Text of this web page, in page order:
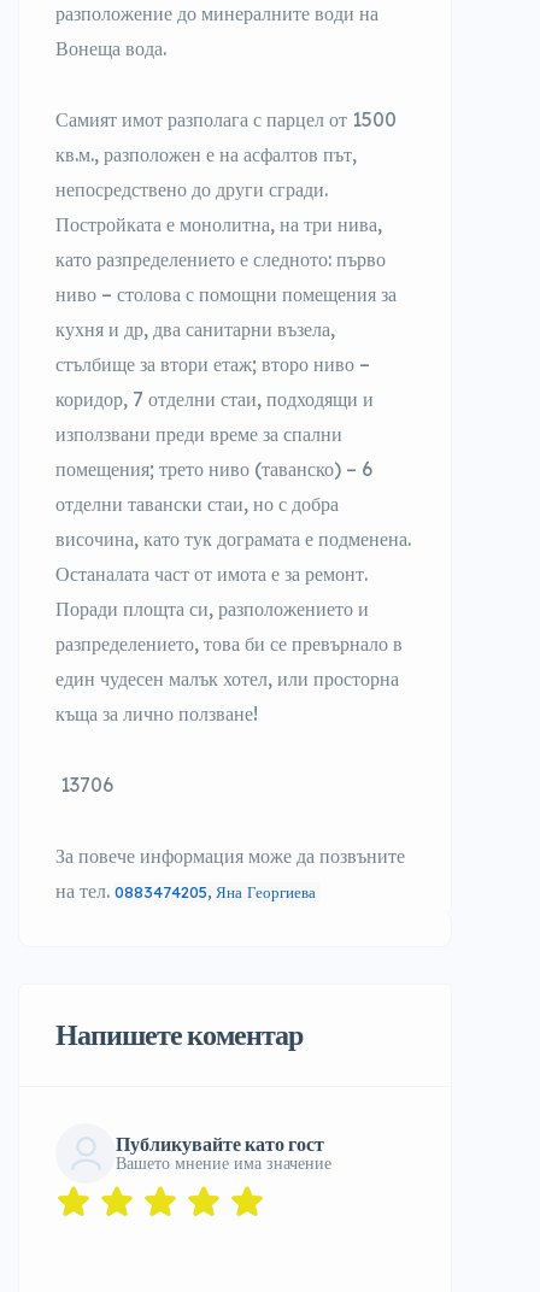
разположение до минералните води на
Вонеща вода.
Самият имот разполага с парцел от 1500
кв.м., разположен е на асфалтов път,
непосредствено до други сгради.
Постройката е монолитна, на три нива,
като разпределението е следното: първо
ниво – столова с помощни помещения за
кухня и др, два санитарни възела,
стълбище за втори етаж; второ ниво –
коридор, 7 отделни стаи, подходящи и
използвани преди време за спални
помещения; трето ниво (таванско) – 6
отделни тавански стаи, но с добра
височина, като тук дограмата е подменена.
Останалата част от имота е за ремонт.
Поради площта си, разположението и
разпределението, това би се превърнало в
един чудесен малък хотел, или просторна
къща за лично ползване!
13706
За повече информация може да позвъните
на тел. 0883474205, Яна Георгиева
Напишете коментар
Публикувайте като гост
Вашето мнение има значение